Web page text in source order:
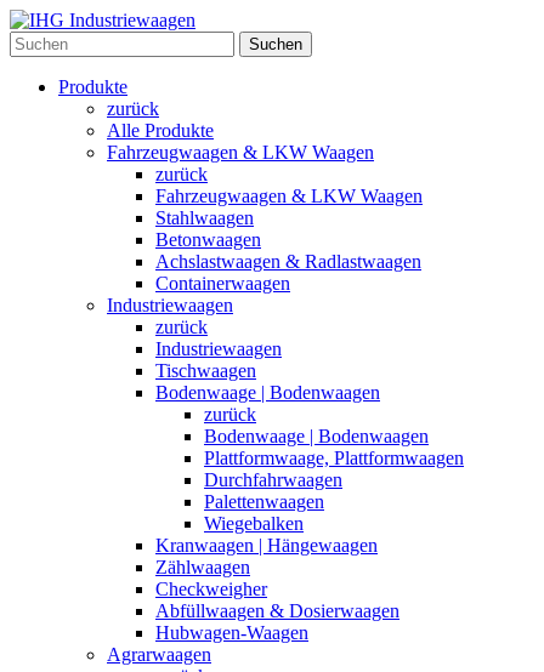
Suchen
Produkte
zurück
Alle Produkte
Fahrzeugwaagen & LKW Waagen
zurück
Fahrzeugwaagen & LKW Waagen
Stahlwaagen
Betonwaagen
Achslastwaagen & Radlastwaagen
Containerwaagen
Industriewaagen
zurück
Industriewaagen
Tischwaagen
Bodenwaage | Bodenwaagen
zurück
Bodenwaage | Bodenwaagen
Plattformwaage, Plattformwaagen
Durchfahrwaagen
Palettenwaagen
Wiegebalken
Kranwaagen | Hängewaagen
Zählwaagen
Checkweigher
Abfüllwaagen & Dosierwaagen
Hubwagen-Waagen
Agrarwaagen